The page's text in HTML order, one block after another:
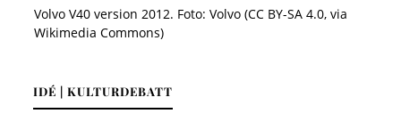
Volvo V40 version 2012. Foto: Volvo (CC BY-SA 4.0, via
Wikimedia Commons)
IDÉ | KULTURDEBATT